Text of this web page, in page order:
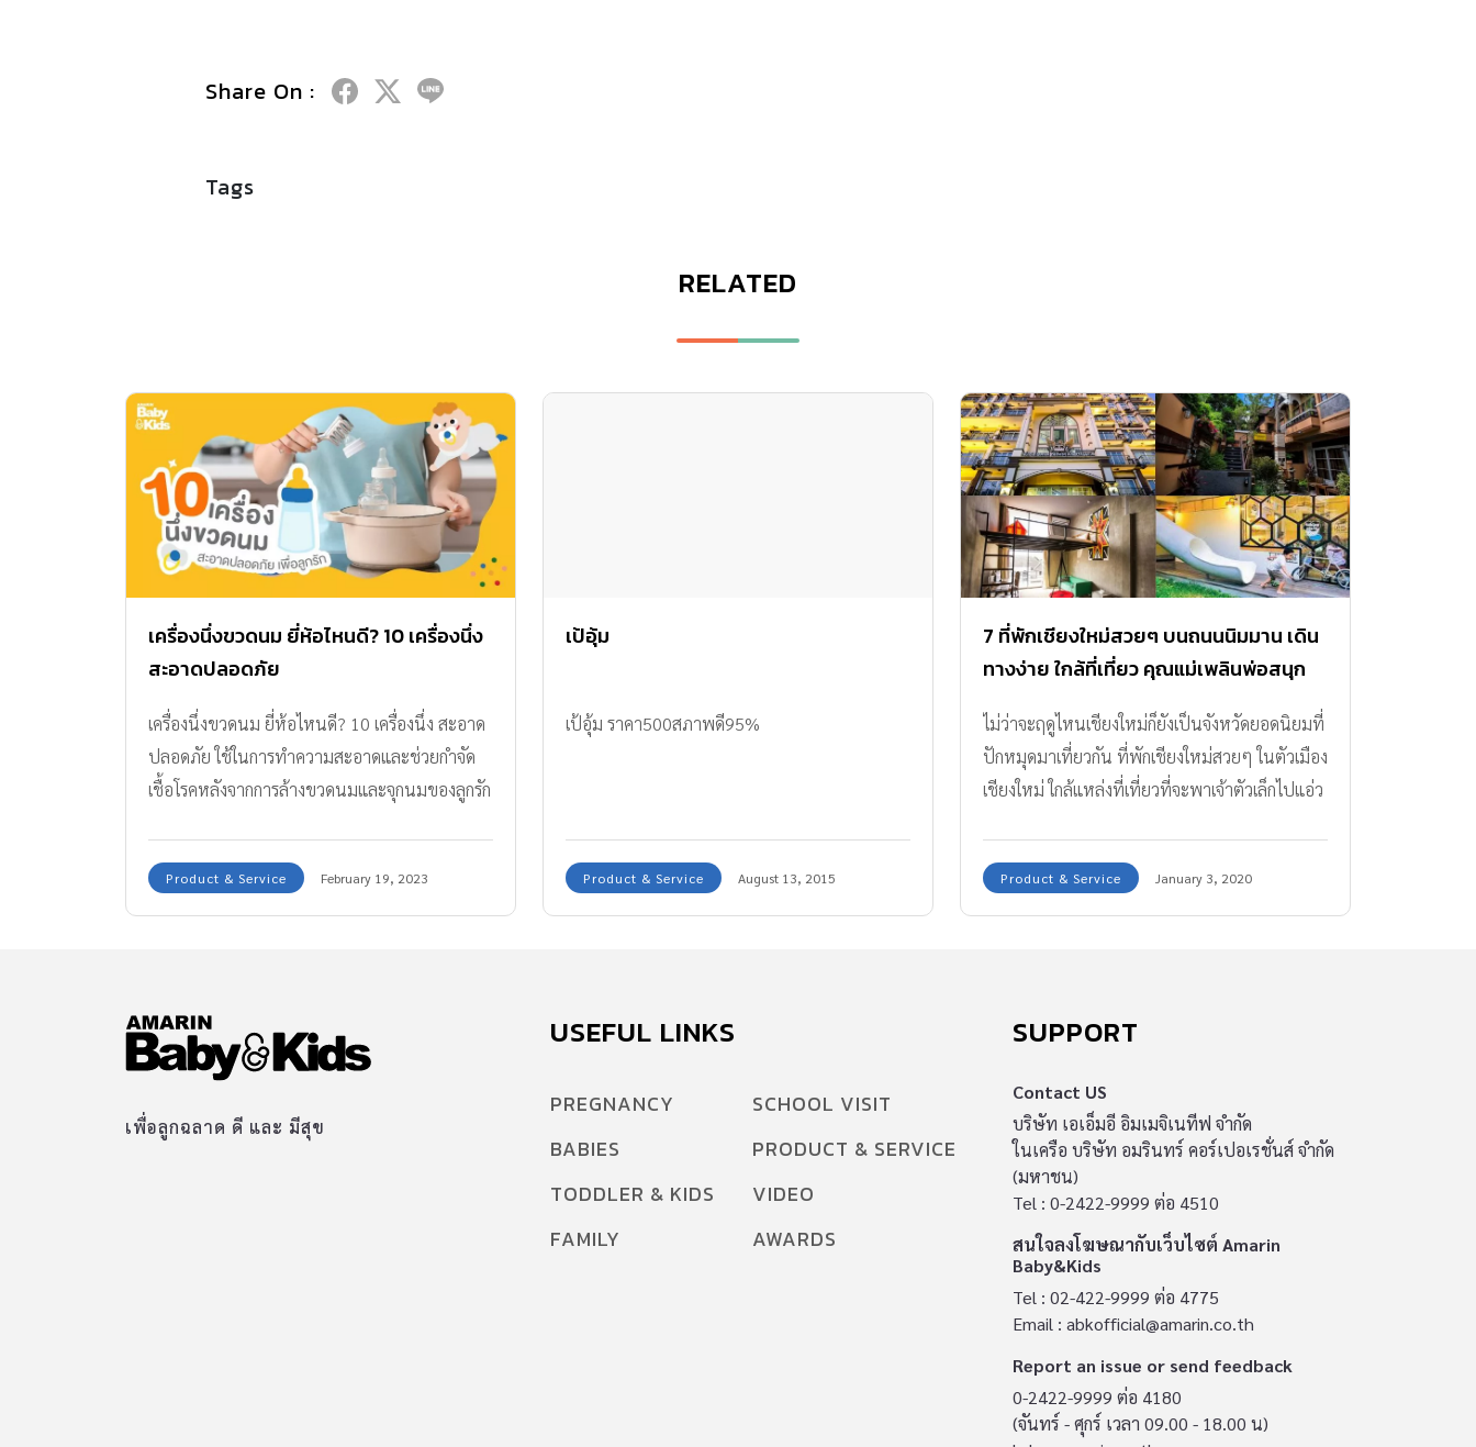
Share On :
Tags
RELATED
เครื่องนึ่งขวดนม ยี่ห้อไหนดี? 10 เครื่องนึ่ง
สะอาดปลอดภัย
เครื่องนึ่งขวดนม ยี่ห้อไหนดี? 10 เครื่องนึ่ง สะอาด
ปลอดภัย ใช้ในการทำความสะอาดและช่วยกำจัด
เชื้อโรคหลังจากการล้างขวดนมและจุกนมของลูกรัก
Product & Service February 19, 2023
เป้อุ้ม
เป้อุ้ม ราคา500สภาพดี95%
Product & Service August 13, 2015
7 ที่พักเชียงใหม่สวยๆ บนถนนนิมมาน เดิน
ทางง่าย ใกล้ที่เที่ยว คุณแม่เพลินพ่อสนุก
ไม่ว่าจะฤดูไหนเชียงใหม่ก็ยังเป็นจังหวัดยอดนิยมที่
ปักหมุดมาเที่ยวกัน ที่พักเชียงใหม่สวยๆ ในตัวเมือง
เชียงใหม่ ใกล้แหล่งที่เที่ยวที่จะพาเจ้าตัวเล็กไปแอ่ว
Product & Service January 3, 2020
เพื่อลูกฉลาด ดี และ มีสุข
USEFUL LINKS
PREGNANCY
BABIES
TODDLER & KIDS
FAMILY
SCHOOL VISIT
PRODUCT & SERVICE
VIDEO
AWARDS
SUPPORT
Contact US
บริษัท เอเอ็มอี อิมเมจิเนทีฟ จำกัด
ในเครือ บริษัท อมรินทร์ คอร์เปอเรชั่นส์ จำกัด
(มหาชน)
Tel : 0-2422-9999 ต่อ 4510
สนใจลงโฆษณากับเว็บไซต์ Amarin
Baby&Kids
Tel : 02-422-9999 ต่อ 4775
Email : abkofficial@amarin.co.th
Report an issue or send feedback
0-2422-9999 ต่อ 4180
(จันทร์ - ศุกร์ เวลา 09.00 - 18.00 น)